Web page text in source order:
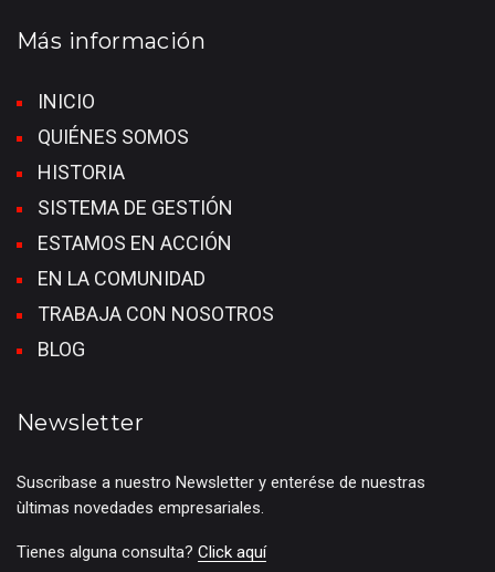
Más información
INICIO
QUIÉNES SOMOS
HISTORIA
SISTEMA DE GESTIÓN
ESTAMOS EN ACCIÓN
EN LA COMUNIDAD
TRABAJA CON NOSOTROS
BLOG
Newsletter
Suscribase a nuestro Newsletter y enterése de nuestras
ùltimas novedades empresariales.
Tienes alguna consulta? Click aquí